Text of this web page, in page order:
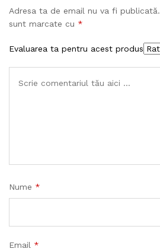
Adresa ta de email nu va fi publicată.
sunt marcate cu *
Evaluarea ta pentru acest produs
Nume *
Email *